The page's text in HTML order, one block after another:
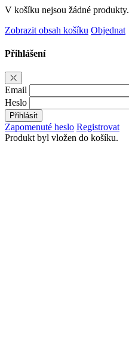
V košíku nejsou žádné produkty.
Zobrazit obsah košíku Objednat
Přihlášení
Email
Heslo
Přihlásit
Zapomenuté heslo Registrovat
Produkt byl vložen do košíku.